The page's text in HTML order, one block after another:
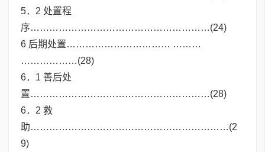
5．2 处置程
序…………………………………………………(24)
6 后期处置…………………………… ………
………………(28)
6．1 善后处
置…………………………………………………(28)
6．2 救
助………………………………………………………(2
9)